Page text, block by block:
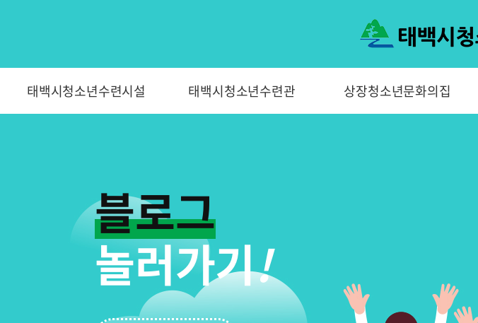
태백시청소년수련시설 태백시청소년수련관 상장청소년문화의집